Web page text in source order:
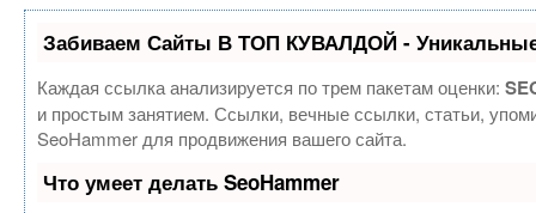
Забиваем Сайты В ТОП КУВАЛДОЙ - Уникальные
Каждая ссылка анализируется по трем пакетам оценки:
и простым занятием. Ссылки, вечные ссылки, статьи,
SeoHammer для продвижения вашего сайта.
Что умеет делать SeoHammer